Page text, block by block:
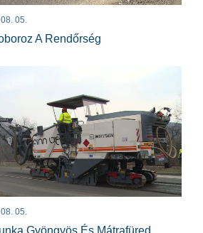
05.
A Rendőrség
05.
Gyöngyös És Mátrafüred